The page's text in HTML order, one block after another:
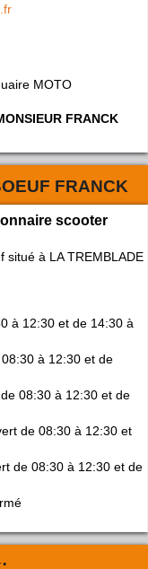
MOTO
FRANCK
FRANCK
scooter
situé à LA TREMBLADE
à 12:30 et de 14:30 à
à 12:30 et de
08:30 à 12:30 et de
de 08:30 à 12:30 et
de 08:30 à 12:30 et de